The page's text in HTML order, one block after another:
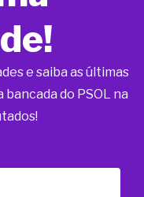
e saiba as últimas
do PSOL na